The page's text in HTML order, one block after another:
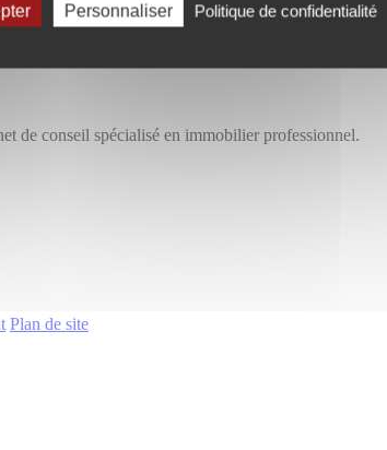
Personnaliser Politique de confidentialité
de conseil spécialisé en immobilier professionnel.
Plan de site